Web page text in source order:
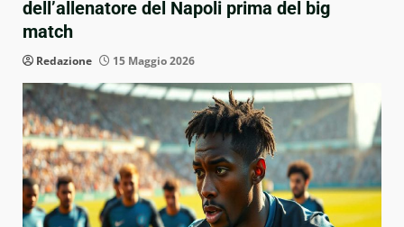
dell’allenatore del Napoli prima del big
match
Redazione 15 Maggio 2026